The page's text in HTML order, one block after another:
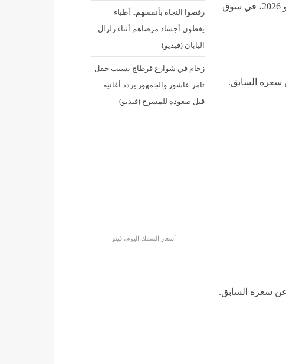
رفضوا النجاة بأنفسهم.. أطباء
يغطون أجساد مرضاهم أثناء زلزال
اليابان (فيديو)
زحام في شوارع قرطاج بسبب حفل
تامر عاشور والجمهور يردد أغانيه
قبل صعوده للمسرح (فيديو)
وتستعرض “فيتو” أسعار الأسماك، اليوم الأربعاء 1 يوليو 2026، في سوق
أسعار السمك اليوم، فيتو